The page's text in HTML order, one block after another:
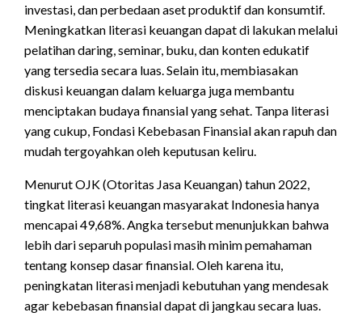
investasi, dan perbedaan aset produktif dan konsumtif.
Meningkatkan literasi keuangan dapat di lakukan melalui
pelatihan daring, seminar, buku, dan konten edukatif
yang tersedia secara luas. Selain itu, membiasakan
diskusi keuangan dalam keluarga juga membantu
menciptakan budaya finansial yang sehat. Tanpa literasi
yang cukup, Fondasi Kebebasan Finansial akan rapuh dan
mudah tergoyahkan oleh keputusan keliru.
Menurut OJK (Otoritas Jasa Keuangan) tahun 2022,
tingkat literasi keuangan masyarakat Indonesia hanya
mencapai 49,68%. Angka tersebut menunjukkan bahwa
lebih dari separuh populasi masih minim pemahaman
tentang konsep dasar finansial. Oleh karena itu,
peningkatan literasi menjadi kebutuhan yang mendesak
agar kebebasan finansial dapat di jangkau secara luas.